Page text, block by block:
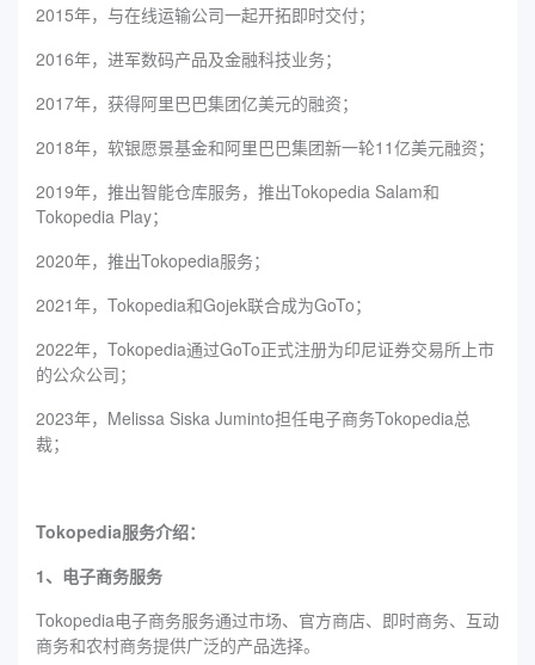
2015年，与在线运输公司一起开拓即时交付；
2016年，进军数码产品及金融科技业务；
2017年，获得阿里巴巴集团亿美元的融资；
2018年，软银愿景基金和阿里巴巴集团新一轮11亿美元融资；
2019年，推出智能仓库服务，推出Tokopedia Salam和
Tokopedia Play；
2020年，推出Tokopedia服务；
2021年，Tokopedia和Gojek联合成为GoTo；
2022年，Tokopedia通过GoTo正式注册为印尼证券交易所上市
的公众公司；
2023年，Melissa Siska Juminto担任电子商务Tokopedia总
裁；
Tokopedia服务介绍：
1、电子商务服务
Tokopedia电子商务服务通过市场、官方商店、即时商务、互动
商务和农村商务提供广泛的产品选择。